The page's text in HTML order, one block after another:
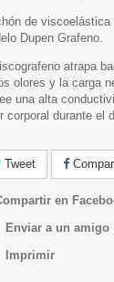
de
Dupen Grafeno.
atrapa
olores y la carga
una alta
corporal durante el
Tweet
en
Enviar a un amigo
Imprimir